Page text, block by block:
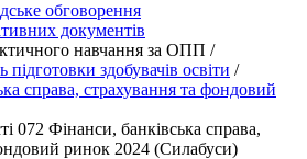
обговорення
документів
навчання за ОПП /
підготовки здобувачів освіти /
справа, страхування та фондовий
072 Фінанси, банківська справа,
ринок 2024 (Силабуси)